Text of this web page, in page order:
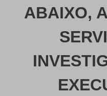
ABAIXO,